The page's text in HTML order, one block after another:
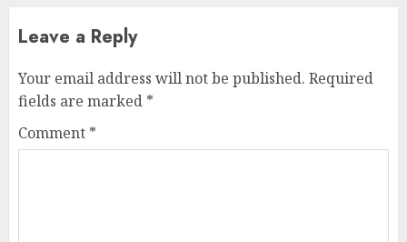
Leave a Reply
Your email address will not be published. Required
fields are marked *
Comment *